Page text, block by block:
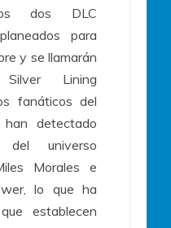
dos DLC
para
y se llamarán
Lining
fanáticos del
detectado
del universo
Morales e
lo que ha
establecen